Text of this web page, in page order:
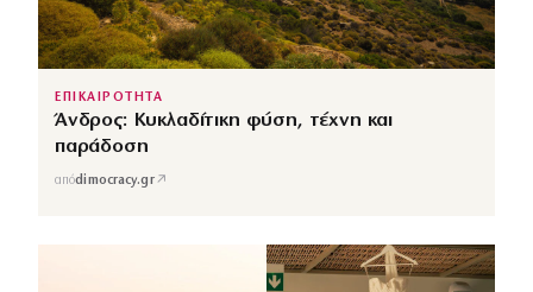
ΕΠΙΚΑΙΡΟΤΗΤΑ
Άνδρος: Κυκλαδίτικη φύση, τέχνη και
παράδοση
απόdimocracy.gr↗